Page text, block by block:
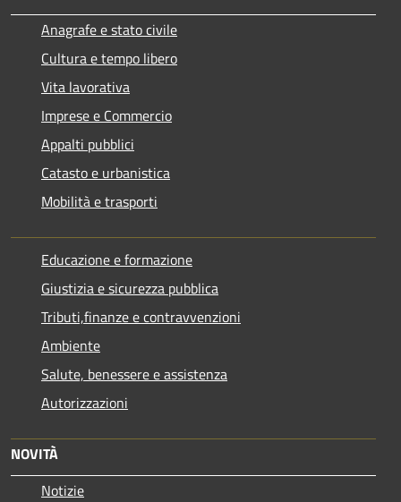
Anagrafe e stato civile
Cultura e tempo libero
Vita lavorativa
Imprese e Commercio
Appalti pubblici
Catasto e urbanistica
Mobilità e trasporti
Educazione e formazione
Giustizia e sicurezza pubblica
Tributi,finanze e contravvenzioni
Ambiente
Salute, benessere e assistenza
Autorizzazioni
NOVITÀ
Notizie